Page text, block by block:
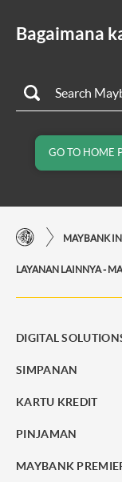
Bagaimana
GO TO HOME
DIGITAL
SIMPANAN
KARTU KREDIT
PINJAMAN
MAYBANK